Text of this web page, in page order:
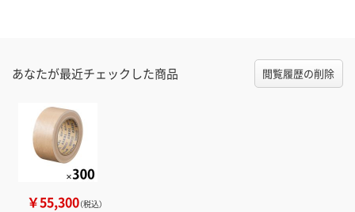
あなたが最近チェックした商品 閲覧履歴の削除
￥55,300（税込）